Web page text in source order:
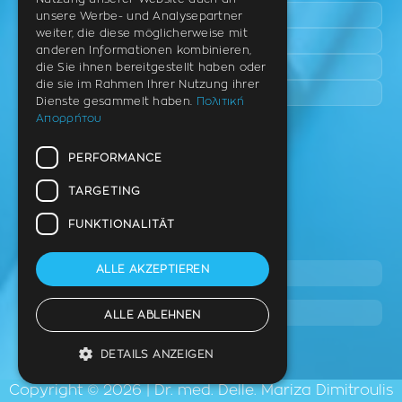
Peraia
Kalamaria
Panorama
Charilaou
Th. Litsa 10 – Tavaki (Ecke),
Thermi – Thessaloniki
PLZ 57001
2310 46 10 44
info@stage.dimitrouli.gr
Copyright © 2026 | Dr. med. Delle. Mariza Dimitroulis
unsere Werbe- und Analysepartner
weiter, die diese möglicherweise mit
anderen Informationen kombinieren,
die Sie ihnen bereitgestellt haben oder
die sie im Rahmen Ihrer Nutzung ihrer
Dienste gesammelt haben.
Πολιτική
Απορρήτου
PERFORMANCE
TARGETING
FUNKTIONALITÄT
ALLE AKZEPTIEREN
ALLE ABLEHNEN
DETAILS ANZEIGEN